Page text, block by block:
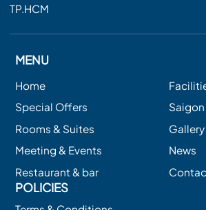
TP.HCM
MENU
Home
Special Offers
Rooms & Suites
Gallery
Meeting & Events
News
Restaurant & bar
POLICIES